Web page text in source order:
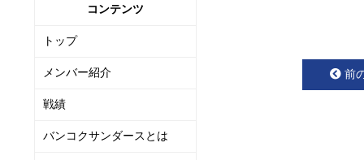
前
コンテンツ
トップ
メンバー紹介
戦績
バンコクサンダースとは